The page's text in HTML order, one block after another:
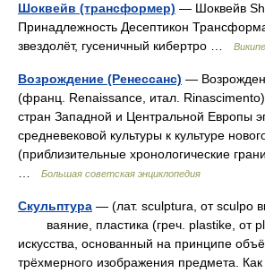
Шоквейв (трансформер) — Шоквейв
Принадлежность Десептикон
звездолёт, гусеничный кибертро …
Возрождение (Ренессанс) —
(франц. Renaissance, итал.
стран Западной и Центральной Европы
средневековой культуры к культуре
(приблизительные хронологические
Большая советская энциклопедия
Скульптура — (лат. sculptura, от sculpo
ваяние, пластика (греч. plastike, от
искусства, основанный на принципе
трёхмерного изображения предмета.